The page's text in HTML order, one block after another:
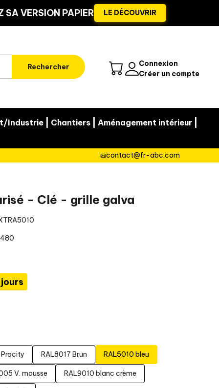
VERSION PAPIER LE DÉCOUVRIR
Rechercher
Connexion
Créer un compte
Industrie Chantiers Aménagement intérieur
contact@fr-abc.com
- Clé - grille galva
Procity RAL8017 Brun RAL5010 bleu
V. mousse RAL9010 blanc crème